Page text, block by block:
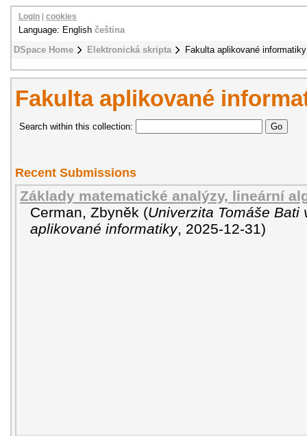
DSpace Home Elektronická skripta Fakulta aplikované informatiky
Login cookies
Language: English čeština
Fakulta aplikované
Search within this collection:
Recent Submissions
Základy matematické analýzy, lineární
Cerman, Zbyněk (Univerzita Tomáše Bati
aplikované informatiky, 2025-12-31)